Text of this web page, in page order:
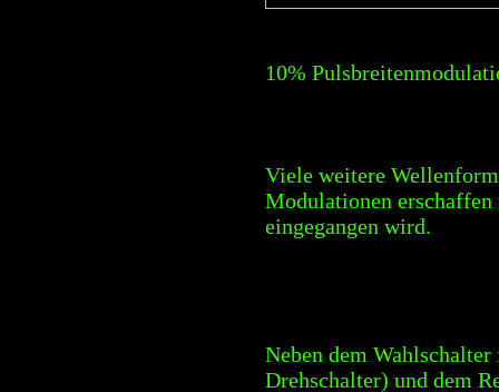
10%
Viele weitere
Modulationen erschaffen
eingegangen wird.
Neben dem
Drehschalter) und dem